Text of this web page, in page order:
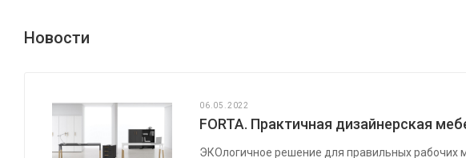
Новости
06.05.2022
FORTA. Практичная дизайнерская
ЭКОлогичное решение для правильных рабочих